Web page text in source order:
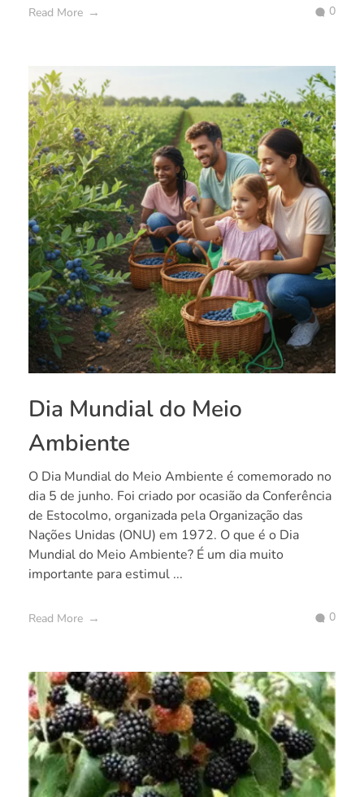
Read More 0
Dia Mundial do Meio
Ambiente
O Dia Mundial do Meio Ambiente é comemorado no
dia 5 de junho. Foi criado por ocasião da Conferência
de Estocolmo, organizada pela Organização das
Nações Unidas (ONU) em 1972. O que é o Dia
Mundial do Meio Ambiente? É um dia muito
importante para estimul ...
Read More 0